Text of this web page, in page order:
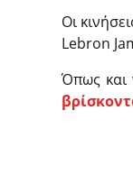
Οι
Lebron
Όπως και